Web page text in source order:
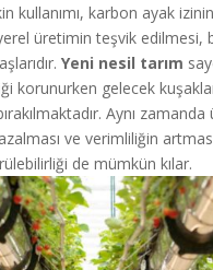
kullanımı, karbon ayak izinin
üretimin teşvik edilmesi,
Yeni nesil tarım
korunurken gelecek
Aynı
ve verimliliğin
de mümkün kılar.